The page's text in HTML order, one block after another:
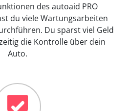
des autoaid PRO
du viele Wartungsarbeiten
Du sparst viel Geld
die Kontrolle über dein
Auto.